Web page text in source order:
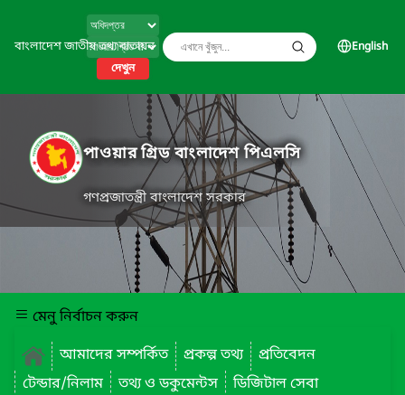
বাংলাদেশ জাতীয় তথ্য বাতায়ন
দেখুন
English
পাওয়ার গ্রিড বাংলাদেশ পিএলসি
গণপ্রজাতন্ত্রী বাংলাদেশ সরকার
মেনু নির্বাচন করুন
আমাদের সম্পর্কিত
প্রকল্প তথ্য
প্রতিবেদন
টেন্ডার/নিলাম
তথ্য ও ডকুমেন্টস
ডিজিটাল সেবা